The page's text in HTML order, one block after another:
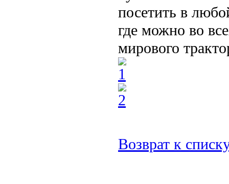
посетить в
где можно во
мирового
Возврат к